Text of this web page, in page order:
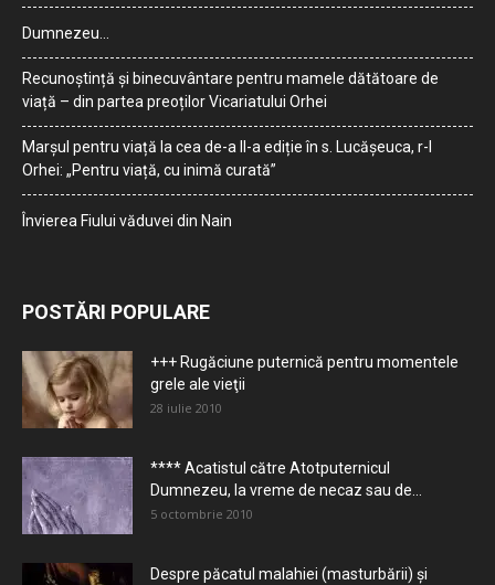
Dumnezeu…
Recunoștință și binecuvântare pentru mamele dătătoare de
viață – din partea preoților Vicariatului Orhei
Marșul pentru viață la cea de-a II-a ediție în s. Lucășeuca, r-l
Orhei: „Pentru viață, cu inimă curată”
Învierea Fiului văduvei din Nain
POSTĂRI POPULARE
+++ Rugăciune puternică pentru momentele
grele ale vieţii
28 iulie 2010
**** Acatistul către Atotputernicul
Dumnezeu, la vreme de necaz sau de...
5 octombrie 2010
Despre păcatul malahiei (masturbării) şi